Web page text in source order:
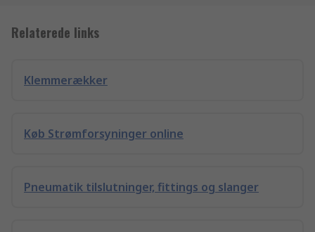
Relaterede links
Klemmerækker
Køb Strømforsyninger online
Pneumatik tilslutninger, fittings og slanger